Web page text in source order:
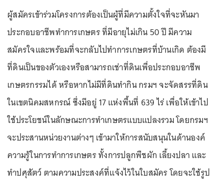
ผู้สมัครเข้าร่วมโครงการต้องเป็นผู้ที่มีความตั้งใจที่จะหันมา
ประกอบอาชีพทำการเกษตร ที่มีอายุไม่เกิน 50 ปี มีความ
สมัครใจและพร้อมที่จะกลับไปทำการเกษตรที่บ้านเกิด ต้องมี
ที่ดินเป็นของตัวเองหรือสามารถเช่าที่ดินเพื่อประกอบอาชีพ
เกษตรกรรมได้ หรือหากไม่มีที่ดินทำกิน กรมฯ จะจัดสรรที่ดิน
ในเขตนิคมสหกรณ์ ซึ่งมีอยู่ 17 แห่งพื้นที่ 639 ไร่ เพื่อให้เข้าไป
ใช้ประโยชน์ในลักษณะการทำเกษตรแบบแปลงรวม โดยกรมฯ
จะประสานหน่วยงานต่างๆ เข้ามาให้การสนับสนุนในด้านองค์
ความรู้ในการทำการเกษตร ทั้งการปลูกพืชผัก เลี้ยงปลา และ
ทำปศุสัตว์ ตามความประสงค์ที่แจ้งไว้ในใบสมัคร โดยจะใช้รูป